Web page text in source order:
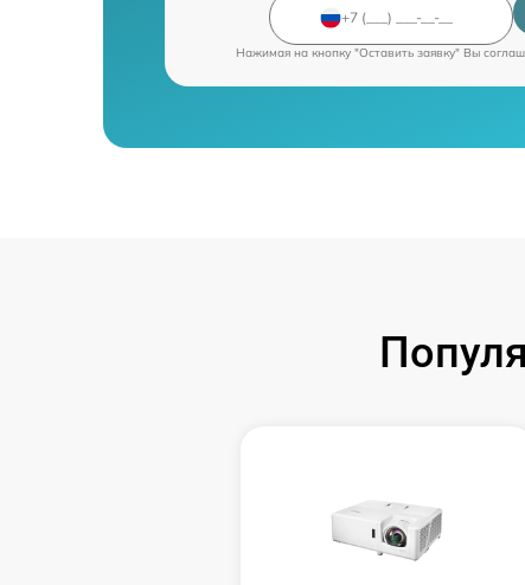
Нажимая на кнопку "Оставить заявку" Вы